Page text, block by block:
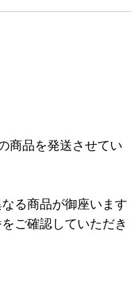
商品を発送させてい
る商品が御座います
ご確認していただき